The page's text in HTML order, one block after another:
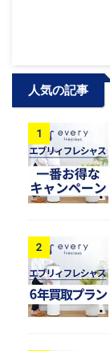
人気の記事
1
2